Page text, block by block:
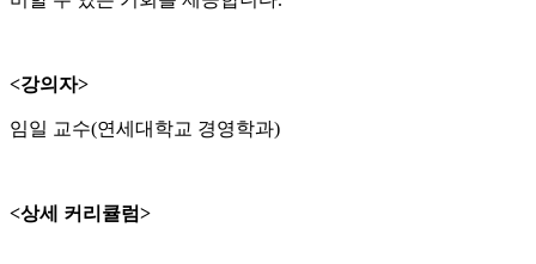
<강의자>
임일 교수(연세대학교 경영학과)
<상세 커리큘럼>